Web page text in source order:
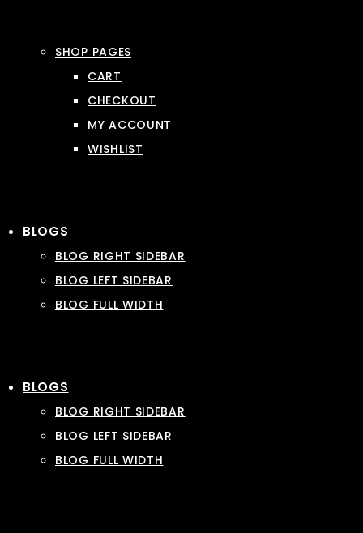
SHOP PAGES
CART
CHECKOUT
MY ACCOUNT
WISHLIST
BLOGS
BLOG RIGHT SIDEBAR
BLOG LEFT SIDEBAR
BLOG FULL WIDTH
BLOGS
BLOG RIGHT SIDEBAR
BLOG LEFT SIDEBAR
BLOG FULL WIDTH